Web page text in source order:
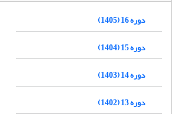
دوره 16 (1405)
دوره 15 (1404)
دوره 14 (1403)
دوره 13 (1402)